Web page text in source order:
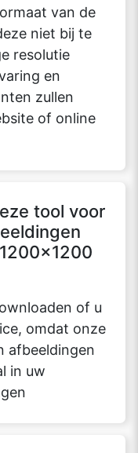
van de
niet bij te
resolutie
en
zullen
of online
tool voor
of u
omdat onze
afbeeldingen
in uw